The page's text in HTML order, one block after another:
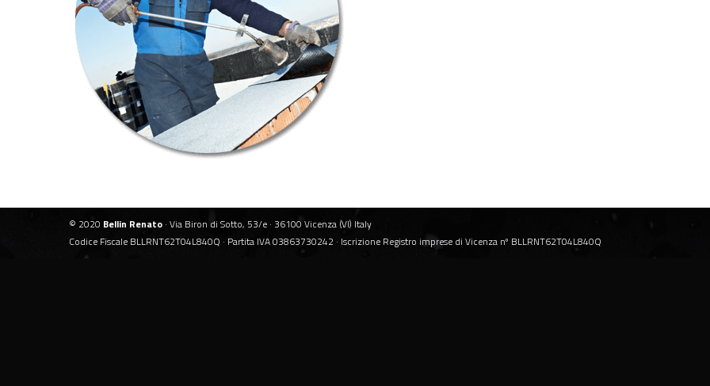
© 2020 Bellin Renato · Via Biron di Sotto, 53/e · 36100 Vicenza (VI) Italy
Codice Fiscale BLLRNT62T04L840Q · Partita IVA 03863730242 · Iscrizione Registro imprese di Vicenza nº BLLRNT62T04L840Q